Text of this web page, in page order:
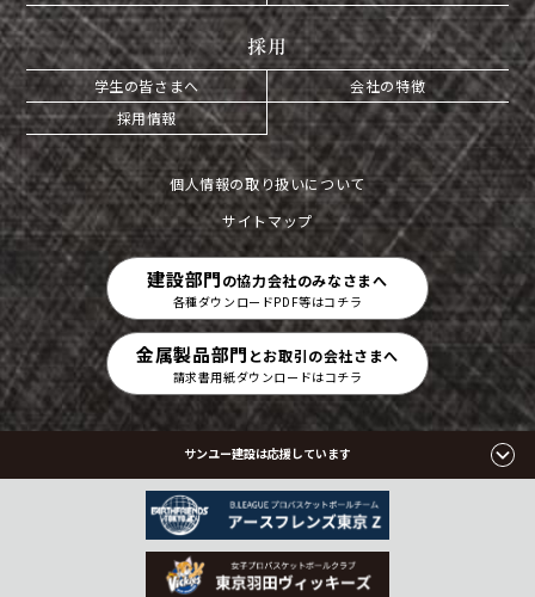
採用
学生の皆さまへ
会社の特徴
採用情報
個人情報の取り扱いについて
サイトマップ
建設部門の協力会社のみなさまへ
各種ダウンロードPDF等はコチラ
金属製品部門 とお取引の会社さまへ
請求書用紙ダウンロードはコチラ
サンユー建設は応援しています